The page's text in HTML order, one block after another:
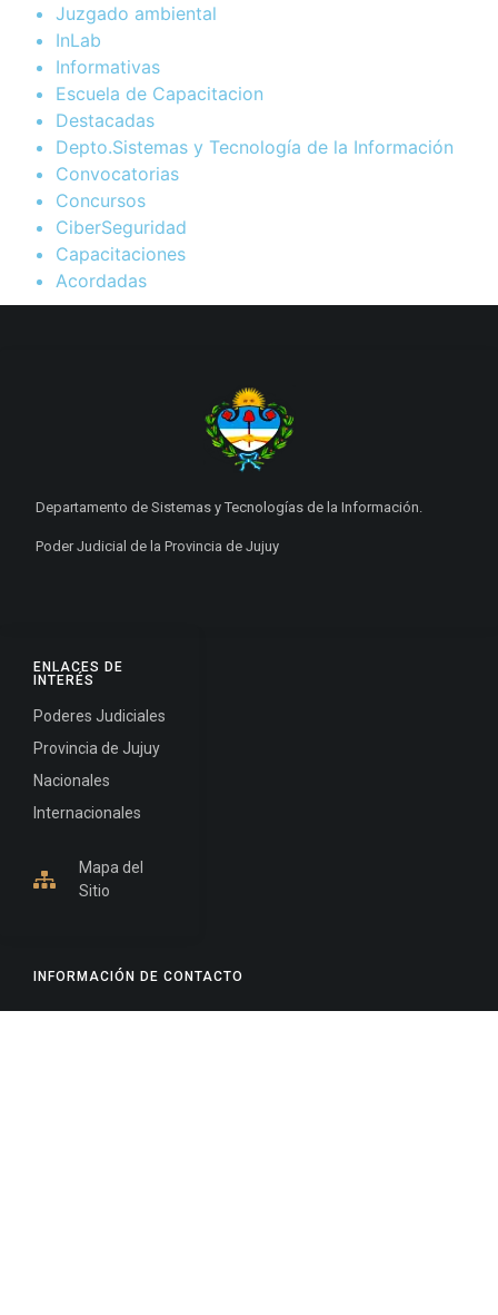
Juzgado ambiental
InLab
Informativas
Escuela de Capacitacion
Destacadas
Depto.Sistemas y Tecnología de la Información
Convocatorias
Concursos
CiberSeguridad
Capacitaciones
Acordadas
INFORMACIÓN DE CONTACTO
ENLACES DE
INTERÉS
Poderes Judiciales
Provincia de Jujuy
Nacionales
Internacionales
Mapa del
Sitio
Departamento de Sistemas y Tecnologías de la Información.
Poder Judicial de la Provincia de Jujuy